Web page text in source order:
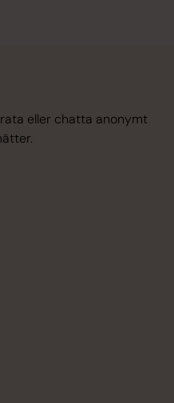
eller chatta anonymt